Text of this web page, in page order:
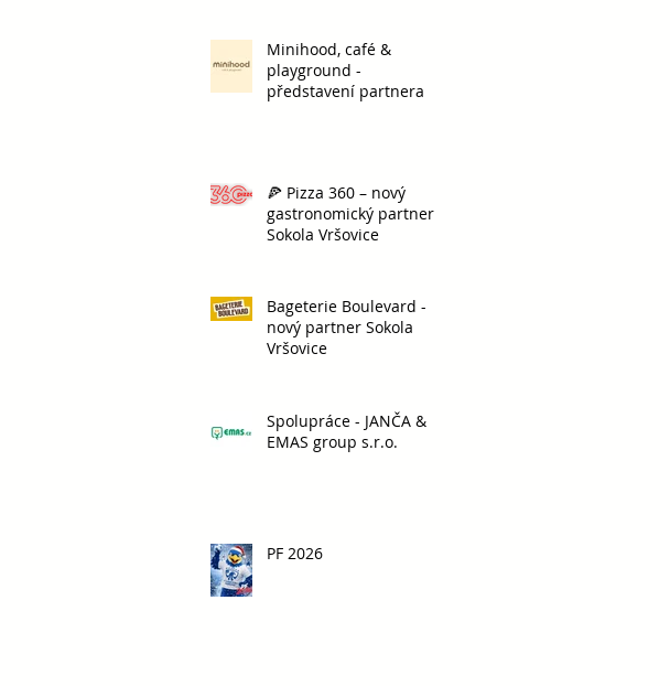
Minihood, café &
playground -
představení partnera
🍕 Pizza 360 – nový
gastronomický partner
Sokola Vršovice
Bageterie Boulevard -
nový partner Sokola
Vršovice
Spolupráce - JANČA &
EMAS group s.r.o.
PF 2026